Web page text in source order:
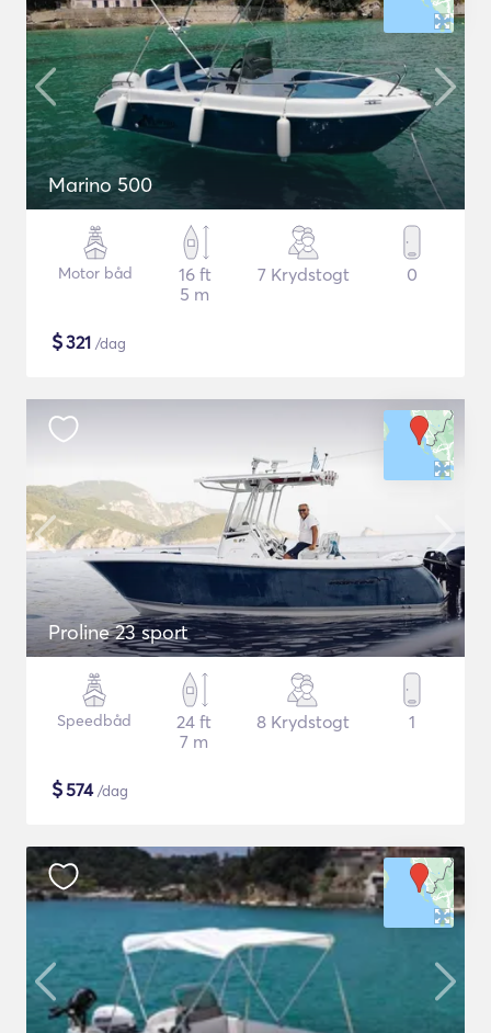
Marino 500
Motor båd
16 ft
5 m
7 Krydstogt 0
$321 /dag
Proline 23 sport
Speedbåd
24 ft
7 m
8 Krydstogt 1
$574/dag